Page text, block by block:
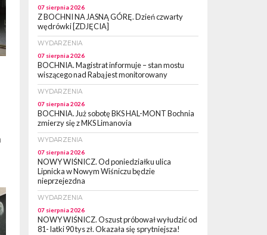
07 sierpnia 2026
Z BOCHNI NA JASNĄ GÓRĘ. Dzień czwarty
wędrówki [ZDJĘCIA]
WYDARZENIA
07 sierpnia 2026
BOCHNIA. Magistrat informuje – stan mostu
wiszącego nad Rabą jest monitorowany
WYDARZENIA
07 sierpnia 2026
BOCHNIA. Już sobotę BKS HAL-MONT Bochnia
zmierzy się z MKS Limanovia
WYDARZENIA
07 sierpnia 2026
NOWY WIŚNICZ. Od poniedziałku ulica
Lipnicka w Nowym Wiśniczu będzie
nieprzejezdna
WYDARZENIA
07 sierpnia 2026
NOWY WIŚNICZ. Oszust próbował wyłudzić od
81- latki 90 tys zł. Okazała się sprytniejsza!